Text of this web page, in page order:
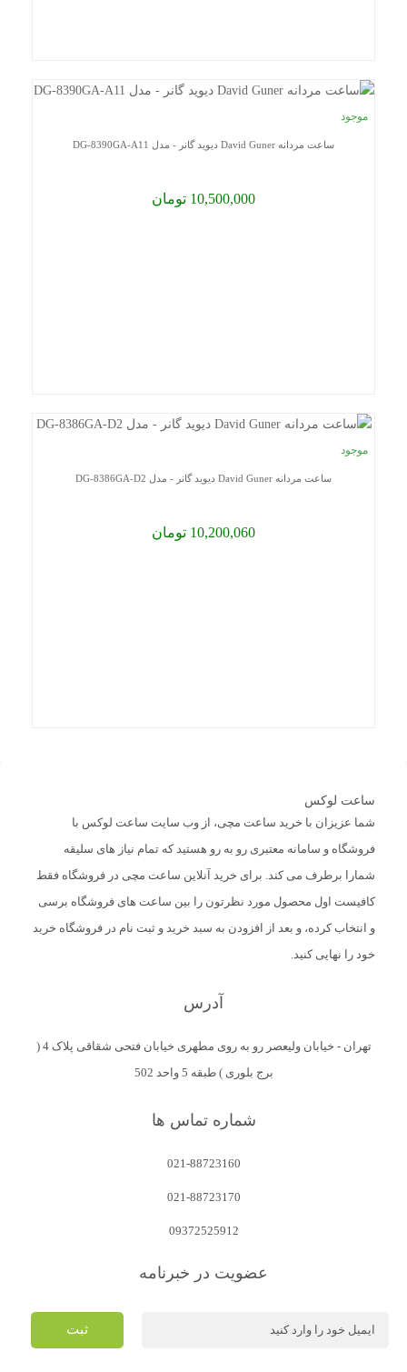
موجود
ساعت مردانه David Guner دیوید گانر - مدل DG-8390GA-A11
10,500,000 تومان
موجود
ساعت مردانه David Guner دیوید گانر - مدل DG-8386GA-D2
10,200,060 تومان
ساعت لوکس
شما عزیزان با خرید ساعت مچی، از وب سایت ساعت لوکس با
فروشگاه و سامانه معتبری رو به رو هستید که تمام نیاز های سلیقه
شمارا برطرف می کند. برای خرید آنلاین ساعت مچی در فروشگاه فقط
کافیست اول محصول مورد نظرتون را بین ساعت های فروشگاه برسی
و انتخاب کرده، و بعد از افزودن به سبد خرید و ثبت نام در فروشگاه خرید
خود را نهایی کنید.
آدرس
تهران - خیابان ولیعصر رو به روی مطهری خیابان فتحی شقاقی پلاک 4 (
برج بلوری ) طبقه 5 واحد 502
شماره تماس ها
021-88723160
021-88723170
09372525912
عضویت در خبرنامه
ثبت